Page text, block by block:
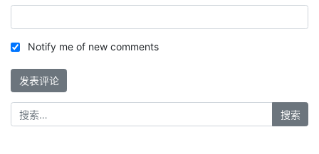
Notify me of new comments